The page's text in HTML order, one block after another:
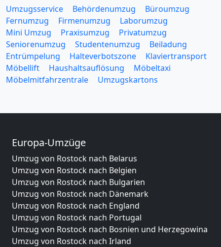
Umzugsservice Behördenumzug
Büroumzug
Fernumzug
Firmenumzug
Laborumzug
Mini Umzug
Praxisumzug
Privatumzug
Seniorenumzug
Studentenumzug
Beiladung
Entrümpelung
Halteverbotszone
Klaviertransport
Möbellift
Haushaltsauflösung
Möbeltaxi
Möbelmitfahrzentrale
Umzugskartons
Europa-Umzüge
Umzug von Rostock nach Belarus
Umzug von Rostock nach Belgien
Umzug von Rostock nach Bulgarien
Umzug von Rostock nach Dänemark
Umzug von Rostock nach England
Umzug von Rostock nach Portugal
Umzug von Rostock nach Bosnien und Herzegowina
Umzug von Rostock nach Irland